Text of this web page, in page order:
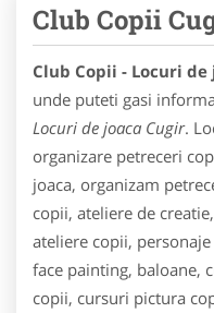
Club Copii
Club Copii - Locuri de
unde puteti gasi
Locuri de joaca Cugir.
organizare petreceri
joaca, organizam
copii, ateliere de
ateliere copii,
face painting, baloane,
copii, cursuri pictura